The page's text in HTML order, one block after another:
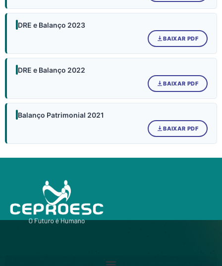
DRE e Balanço 2023
BAIXAR PDF
DRE e Balanço 2022
BAIXAR PDF
Balanço Patrimonial 2021
BAIXAR PDF